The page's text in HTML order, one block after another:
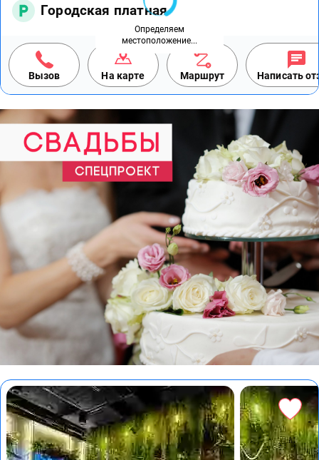
Городская платная
Вызов На карте Маршрут Написать
Определяем
местоположение...